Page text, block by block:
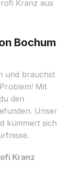
Kranz aus
Bochum
und brauchst
Mit
den
Unser
kümmert sich
Kranz